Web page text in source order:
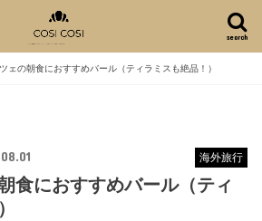
search
ェの朝食におすすめバール（ティラミスも絶品！）
海外旅行
食におすすめバール（ティ